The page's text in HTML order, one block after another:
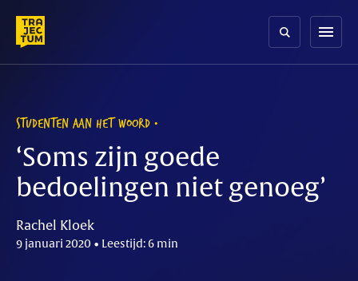
content
menu
STUDENTEN AAN HET WOORD
‘Soms zijn goede
bedoelingen niet genoeg’
Rachel Kloek
9 januari 2020 • Leestijd: 6 min